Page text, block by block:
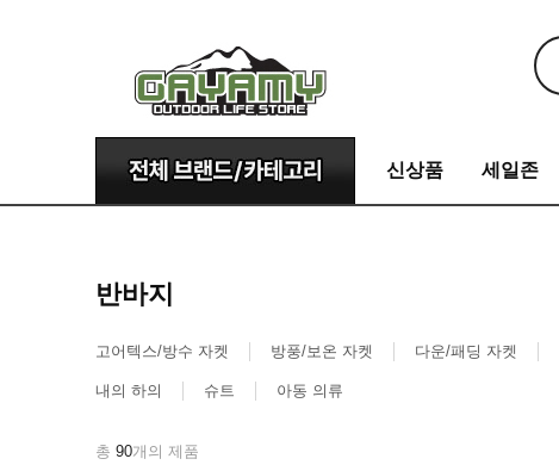
신상품 세일존
반바지
고어텍스/방수 자켓 방풍/보온 자켓 다운/패딩 자켓
내의 하의 슈트 아동 의류
총 90개의 제품